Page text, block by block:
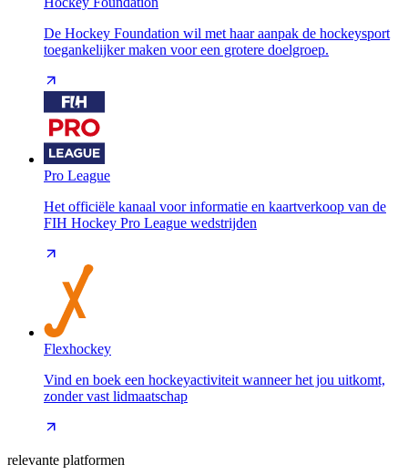
De Hockey Foundation wil met haar aanpak de hockeysport
toegankelijker maken voor een grotere doelgroep.
Pro League
Het officiële kanaal voor informatie en kaartverkoop van de
FIH Hockey Pro League wedstrijden
Flexhockey
Vind en boek een hockeyactiviteit wanneer het jou uitkomt,
zonder vast lidmaatschap
relevante platformen